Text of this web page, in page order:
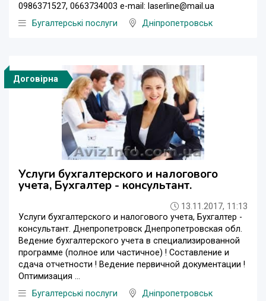
0986371527, 0663734003 e-mail: laserline@mail.uа
Бугалтерські послуги
Дніпропетровськ
Договірна
Услуги бухгалтерского и налогового
учета, Бухгалтер - консультант.
13.11.2017, 11:13
Услуги бухгалтерского и налогового учета, Бухгалтер -
консультант. Днепропетровск Днепропетровская обл.
Ведение бухгалтерского учета в специализированной
программе (полное или частичное) ! Составление и
сдача отчетности ! Ведение первичной документации !
Оптимизация ...
Бугалтерські послуги
Дніпропетровськ